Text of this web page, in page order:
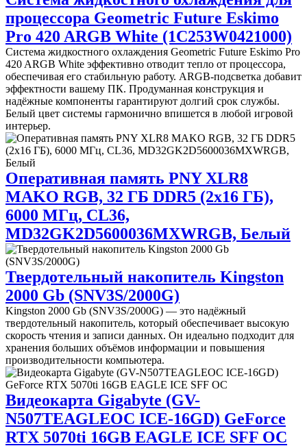
процессора Geometric Future Eskimo
Pro 420 ARGB White (1C253W0421000)
Система жидкостного охлаждения Geometric Future Eskimo Pro
420 ARGB White эффективно отводит тепло от процессора,
обеспечивая его стабильную работу. ARGB-подсветка добавит
эффектности вашему ПК. Продуманная конструкция и
надёжные компоненты гарантируют долгий срок службы.
Белый цвет системы гармонично впишется в любой игровой
интерьер.
Оперативная память PNY XLR8
MAKO RGB, 32 ГБ DDR5 (2x16 ГБ),
6000 МГц, CL36,
MD32GK2D5600036MXWRGB, Белый
Твердотельный накопитель Kingston
2000 Gb (SNV3S/2000G)
Kingston 2000 Gb (SNV3S/2000G) — это надёжный
твердотельный накопитель, который обеспечивает высокую
скорость чтения и записи данных. Он идеально подходит для
хранения больших объёмов информации и повышения
производительности компьютера.
Видеокарта Gigabyte (GV-
N507TEAGLEOC ICE-16GD) GeForce
RTX 5070ti 16GB EAGLE ICE SFF OC